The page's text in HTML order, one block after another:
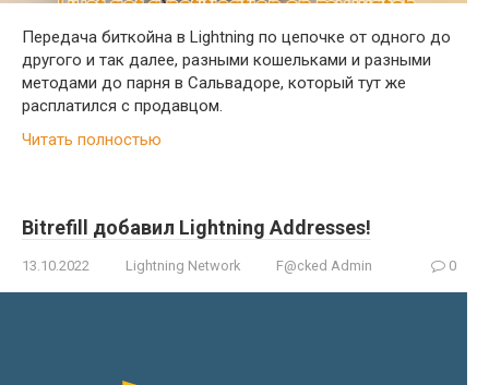
Передача биткойна в Lightning по цепочке от одного до
другого и так далее, разными кошельками и разными
методами до парня в Сальвадоре, который тут же
расплатился с продавцом.
Читать полностью
Bitrefill добавил Lightning Addresses!
13.10.2022 Lightning Network F@cked Admin 0